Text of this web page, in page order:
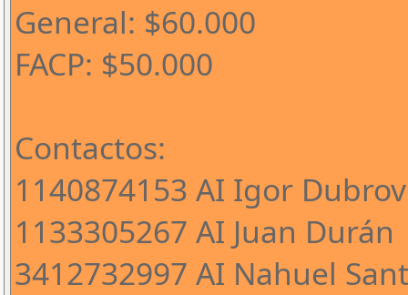
General: $60.000
FACP: $50.000
Contactos:
1140874153 AI Igor
1133305267 AI Juan Durán
3412732997 AI Nahuel